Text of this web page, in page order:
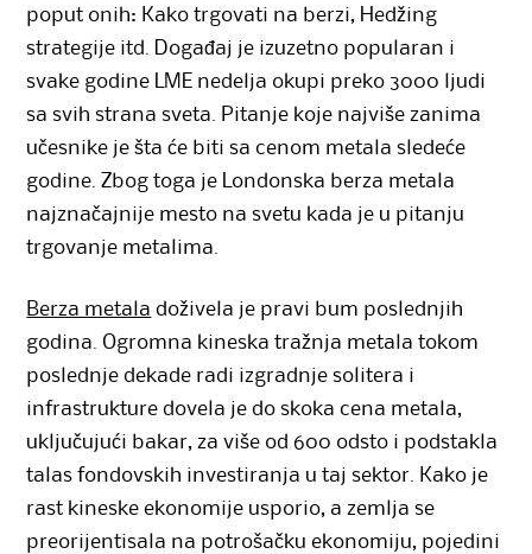
poput onih: Kako trgovati na berzi, Hedžing
strategije itd. Događaj je izuzetno popularan i
svake godine LME nedelja okupi preko 3000 ljudi
sa svih strana sveta. Pitanje koje najviše zanima
učesnike je šta će biti sa cenom metala sledeće
godine. Zbog toga je Londonska berza metala
najznačajnije mesto na svetu kada je u pitanju
trgovanje metalima.
Berza metala doživela je pravi bum poslednjih
godina. Ogromna kineska tražnja metala tokom
poslednje dekade radi izgradnje solitera i
infrastrukture dovela je do skoka cena metala,
uključujući bakar, za više od 600 odsto i podstakla
talas fondovskih investiranja u taj sektor. Kako je
rast kineske ekonomije usporio, a zemlja se
preorijentisala na potrošačku ekonomiju, pojedini